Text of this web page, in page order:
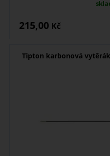
215,00 Kč
Tipton karbonová